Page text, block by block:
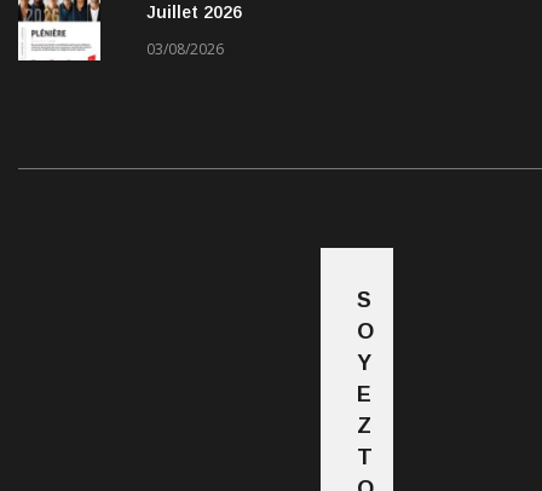
Juillet 2026
03/08/2026
S
O
Y
E
Z
T